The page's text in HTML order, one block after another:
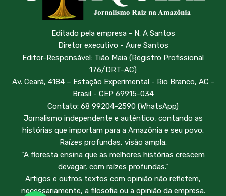
Editado pela empresa - N. A Santos
Diretor executivo - Aure Santos
Editor-Responsável: Tião Maia (Registro Profissional
176/DRT-AC)
Av. Ceará, 4184 – Estação Experimental - Rio Branco, AC -
Brasil - CEP 69915-034
Contato: 68 99204-2590 (WhatsApp)
Jornalismo independente e autêntico, contando as
histórias que importam para a Amazônia e seu povo.
Raízes profundas, visão ampla.
"A floresta ensina que as melhores histórias crescem
devagar, com raízes profundas."
Artigos e outros textos com opinião não refletem,
necessariamente, a filosofia ou a opinião da empresa.